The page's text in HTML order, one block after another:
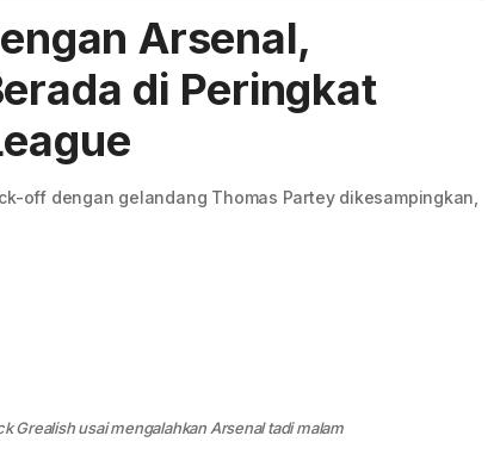
Arsenal,
di Peringkat
off dengan gelandang Thomas Partey dikesampingkan,
Grealish usai mengalahkan Arsenal tadi malam